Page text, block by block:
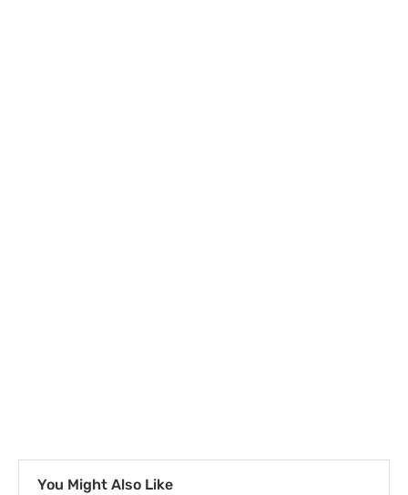
You Might Also Like